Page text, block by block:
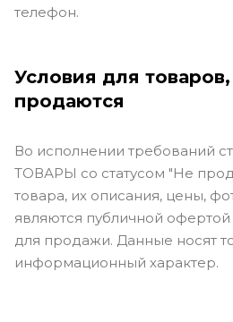
телефон.
Условия для
продаются
Во исполнении требований
ТОВАРЫ со статусом "Не
товара, их описания, цены,
являются публичной
для продажи. Данные носят
информационный характер.